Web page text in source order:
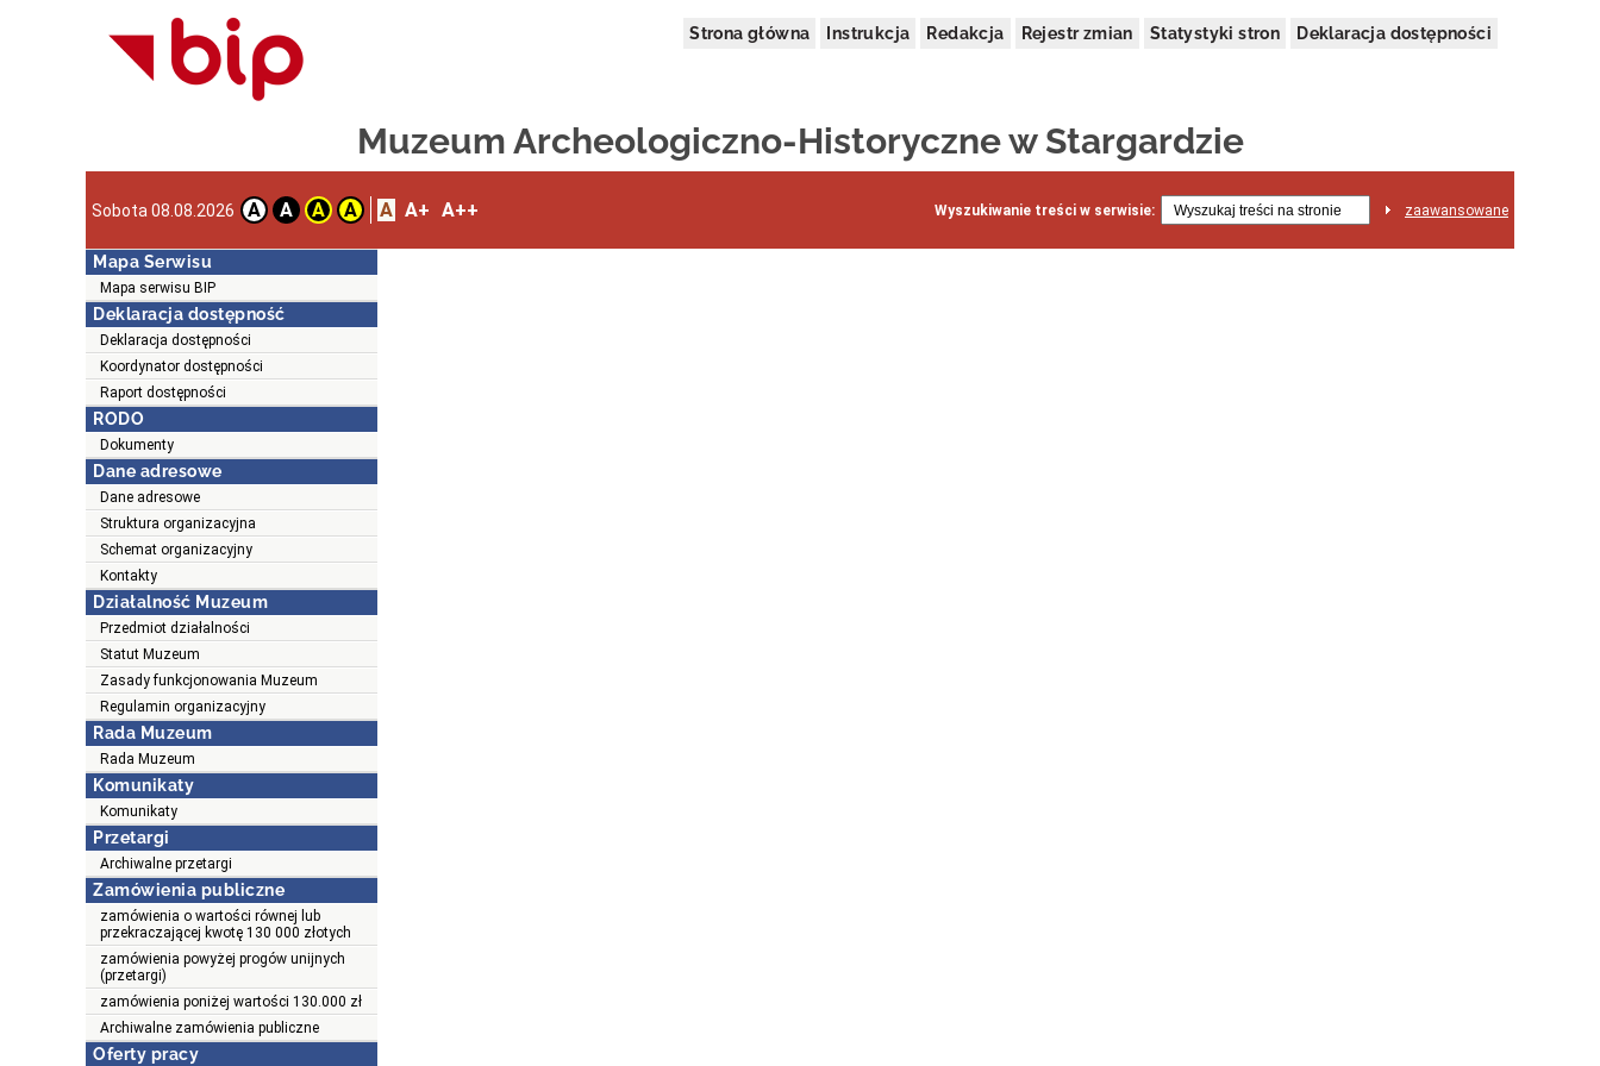
Strona główna Instrukcja Redakcja Rejestr zmian Statystyki stron Deklaracja dostępności
Muzeum Archeologiczno-Historyczne w Stargardzie
Sobota 08.08.2026 A A A A A A+ A++ Wyszukiwanie treści w serwisie: zaawansowane
Mapa Serwisu
Mapa serwisu BIP
Deklaracja dostępność
Deklaracja dostępności
Koordynator dostępności
Raport dostępności
RODO
Dokumenty
Dane adresowe
Dane adresowe
Struktura organizacyjna
Schemat organizacyjny
Kontakty
Działalność Muzeum
Przedmiot działalności
Statut Muzeum
Zasady funkcjonowania Muzeum
Regulamin organizacyjny
Rada Muzeum
Rada Muzeum
Komunikaty
Komunikaty
Przetargi
Archiwalne przetargi
Zamówienia publiczne
zamówienia o wartości równej lub
przekraczającej kwotę 130 000 złotych
zamówienia powyżej progów unijnych
(przetargi)
zamówienia poniżej wartości 130.000 zł
Archiwalne zamówienia publiczne
Oferty pracy